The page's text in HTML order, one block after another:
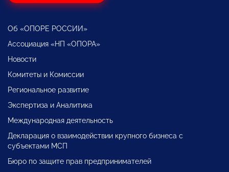
Об «ОПОРЕ РОССИИ»
Ассоциация «НП «ОПОРА»
Новости
Комитеты и Комиссии
Региональное развитие
Экспертиза и Аналитика
Международная деятельность
Декларация о взаимодействии крупного бизнеса с
субъектами МСП
Бюро по защите прав предпринимателей